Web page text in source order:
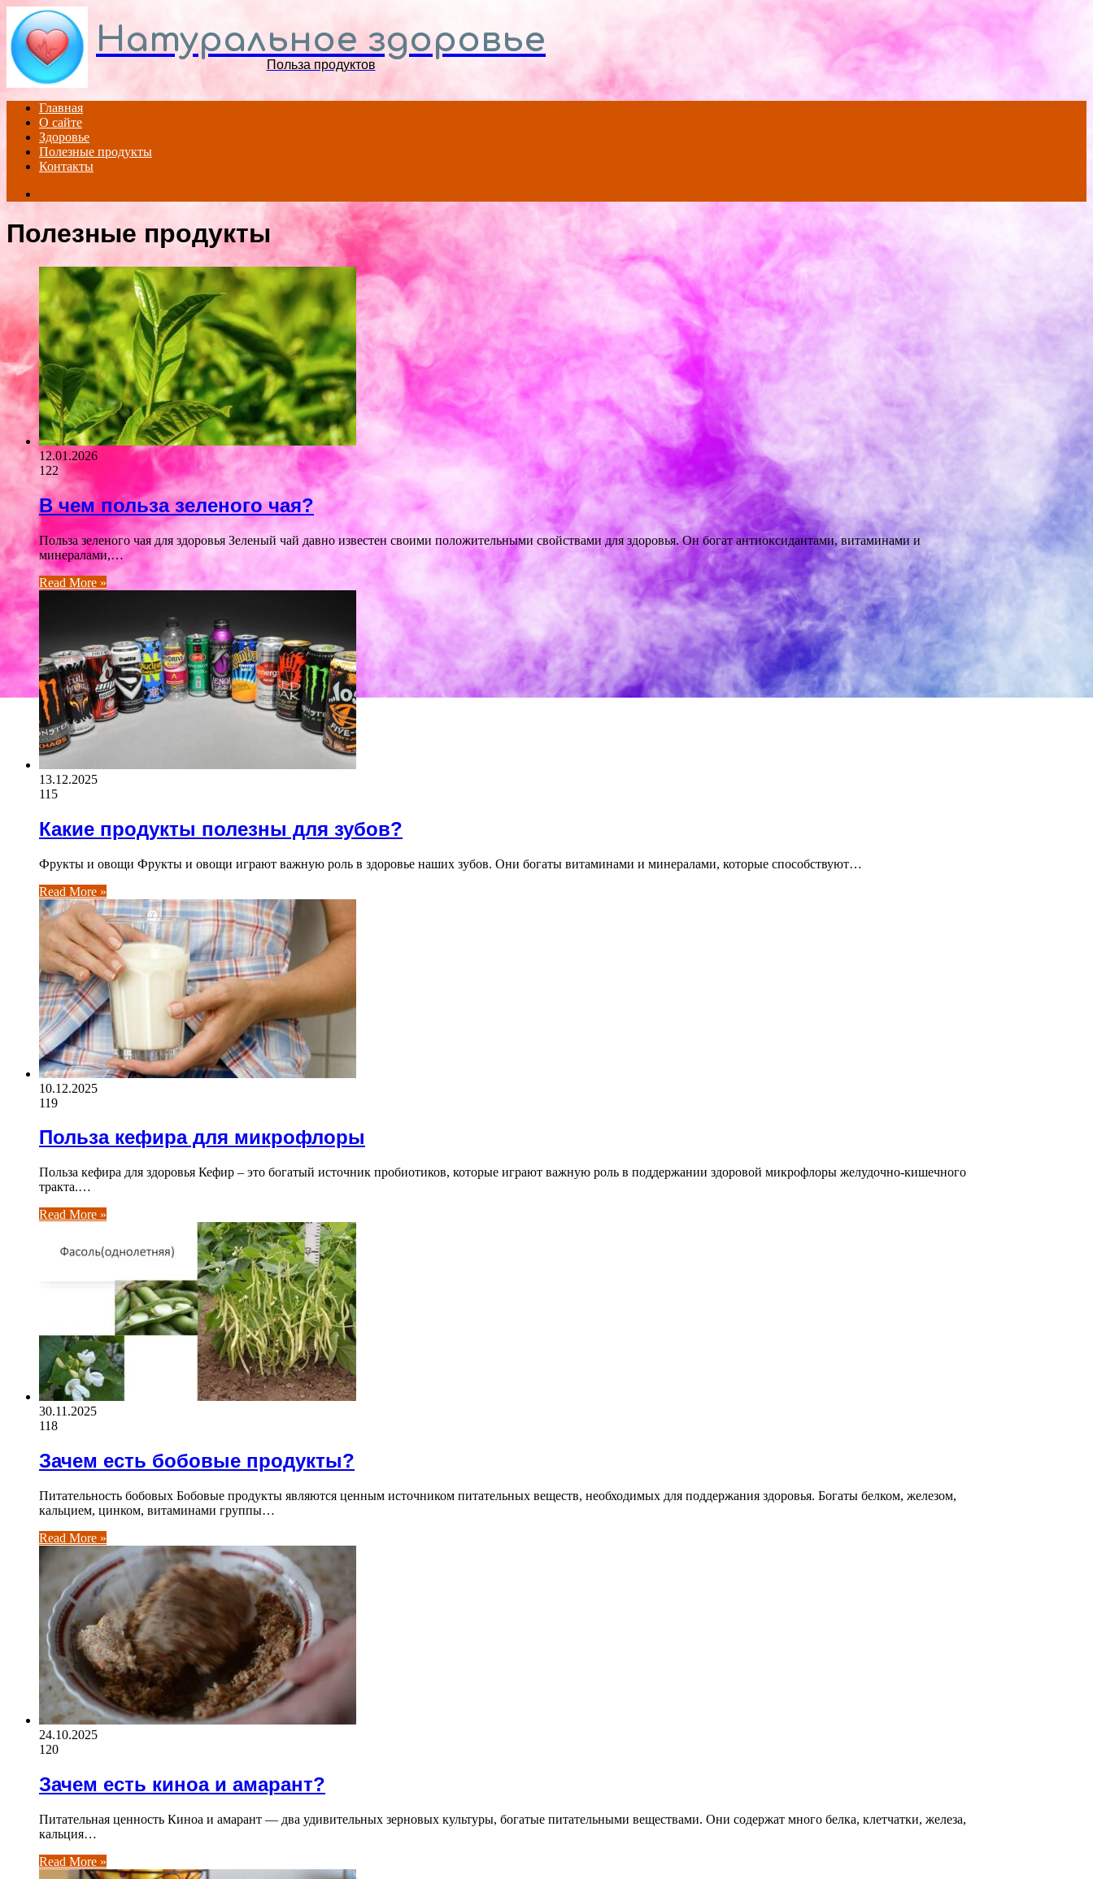
Натуральное здоровье
Польза продуктов
Главная
О сайте
Здоровье
Полезные продукты
Контакты
Полезные продукты
12.01.2026
122
В чем польза зеленого чая?
Польза зеленого чая для здоровья Зеленый чай давно известен своими положительными свойствами для здоровья. Он богат антиоксидантами, витаминами и
минералами,…
Read More »
13.12.2025
115
Какие продукты полезны для зубов?
Фрукты и овощи Фрукты и овощи играют важную роль в здоровье наших зубов. Они богаты витаминами и минералами, которые способствуют…
Read More »
10.12.2025
119
Польза кефира для микрофлоры
Польза кефира для здоровья Кефир – это богатый источник пробиотиков, которые играют важную роль в поддержании здоровой микрофлоры желудочно-кишечного
тракта.…
Read More »
30.11.2025
118
Зачем есть бобовые продукты?
Питательность бобовых Бобовые продукты являются ценным источником питательных веществ, необходимых для поддержания здоровья. Богаты белком, железом,
кальцием, цинком, витаминами группы…
Read More »
24.10.2025
120
Зачем есть киноа и амарант?
Питательная ценность Киноа и амарант — два удивительных зерновых культуры, богатые питательными веществами. Они содержат много белка, клетчатки, железа,
кальция…
Read More »